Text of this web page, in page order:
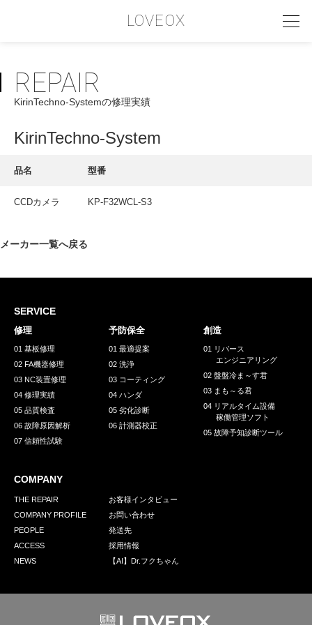
LOVEOX
PHILOSOPHY
フィロソフィー
COMPANY PROFILE
INTERVIEW
採用情報
GREEN CHALLENGE
環境への取り組み
お問い合わせ 発送先
REPAIR
KirinTechno-Systemの修理実績
KirinTechno-System
品名 型番
CCDカメラ KP-F32WCL-S3
メーカー一覧へ戻る
SERVICE
修理
01 基板修理
02 FA機器修理
03 NC装置修理
04 修理実績
05 品質検査
06 故障原因解析
07 信頼性試験
予防保全
01 最適提案
02 洗浄
03 コーティング
04 ハンダ
05 劣化診断
06 計測器校正
創造
01 リバース
エンジニアリング
02 盤盤冷ま～す君
03 まも～る君
04 リアルタイム設備
稼働管理ソフト
05 故障予知診断ツール
COMPANY
THE REPAIR
COMPANY PROFILE
PEOPLE
ACCESS
NEWS
お客様インタビュー
お問い合わせ
発送先
採用情報
【AI】Dr.フクちゃん